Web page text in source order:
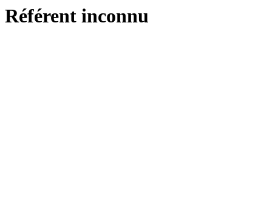
Référent inconnu